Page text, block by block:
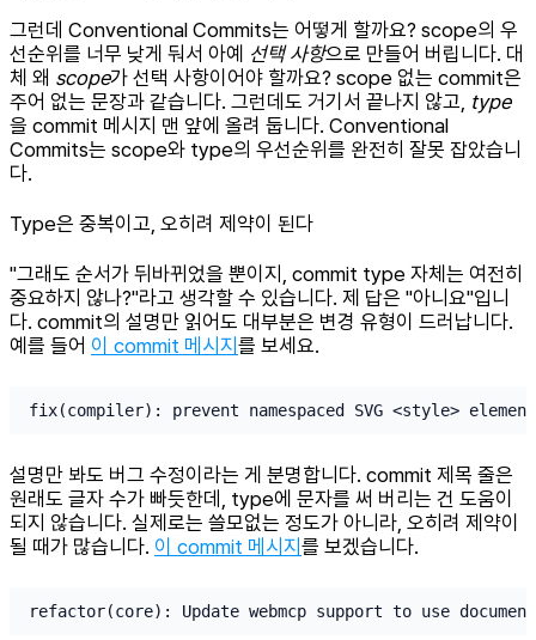
그런데 Conventional Commits는 어떻게 할까요? scope의 우
선순위를 너무 낮게 둬서 아예 선택 사항으로 만들어 버립니다. 대
체 왜 scope가 선택 사항이어야 할까요? scope 없는 commit은
주어 없는 문장과 같습니다. 그런데도 거기서 끝나지 않고, type
을 commit 메시지 맨 앞에 올려 둡니다. Conventional
Commits는 scope와 type의 우선순위를 완전히 잘못 잡았습니
다.
Type은 중복이고, 오히려 제약이 된다
"그래도 순서가 뒤바뀌었을 뿐이지, commit type 자체는 여전히
중요하지 않나?"라고 생각할 수 있습니다. 제 답은 "아니요"입니
다. commit의 설명만 읽어도 대부분은 변경 유형이 드러납니다.
예를 들어 이 commit 메시지 를 보세요.
fix(compiler): prevent namespaced SVG <style>
설명만 봐도 버그 수정이라는 게 분명합니다. commit 제목 줄은
원래도 글자 수가 빠듯한데, type에 문자를 써 버리는 건 도움이
되지 않습니다. 실제로는 쓸모없는 정도가 아니라, 오히려 제약이
될 때가 많습니다. 이 commit 메시지 를 보겠습니다.
refactor(core): Update webmcp support to use